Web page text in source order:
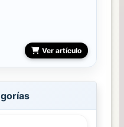
Ver artículo